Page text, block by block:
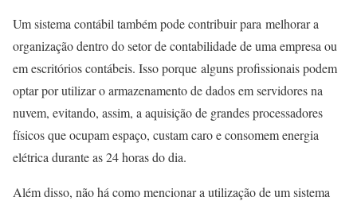
Um sistema contábil também pode contribuir para melhorar a
organização dentro do setor de contabilidade de uma empresa ou
em escritórios contábeis. Isso porque alguns profissionais podem
optar por utilizar o armazenamento de dados em servidores na
nuvem, evitando, assim, a aquisição de grandes processadores
físicos que ocupam espaço, custam caro e consomem energia
elétrica durante as 24 horas do dia.
Além disso, não há como mencionar a utilização de um sistema